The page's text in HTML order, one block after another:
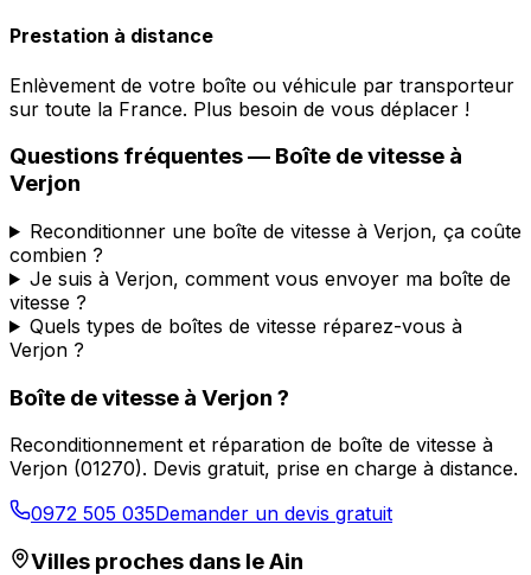
Prestation à distance
Enlèvement de votre boîte ou véhicule par transporteur
sur toute la France. Plus besoin de vous déplacer !
Questions fréquentes — Boîte de vitesse à
Verjon
Reconditionner une boîte de vitesse à Verjon, ça coûte
combien ?
Je suis à Verjon, comment vous envoyer ma boîte de
vitesse ?
Quels types de boîtes de vitesse réparez-vous à
Verjon ?
Boîte de vitesse à Verjon ?
Reconditionnement et réparation de boîte de vitesse à
Verjon (01270). Devis gratuit, prise en charge à distance.
0972 505 035Demander un devis gratuit
Villes proches dans leAin